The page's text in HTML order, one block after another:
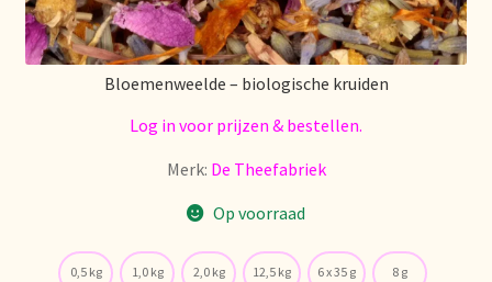
Política de precios
Politique tarifaire
Bloemenweelde – biologische kruiden
Log in voor prijzen & bestellen.
Merk: De Theefabriek
Op voorraad
0,5 kg 1,0 kg 2,0 kg 12,5 kg 6 x 35 g 8 g